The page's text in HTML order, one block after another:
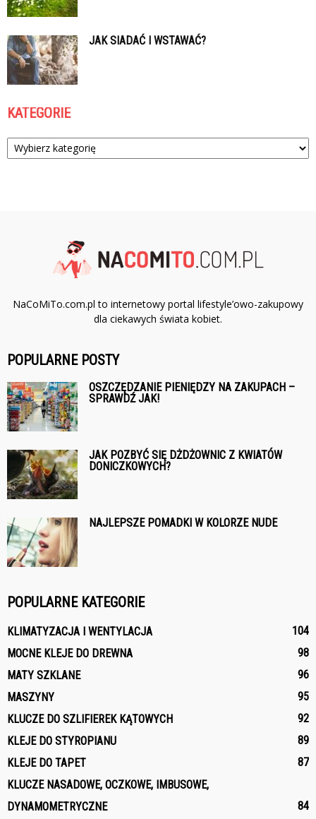
JAK SIADAĆ I WSTAWAĆ?
KATEGORIE
Kategorie
NaCoMiTo.com.pl to internetowy portal lifestyle’owo-zakupowy
dla ciekawych świata kobiet.
POPULARNE POSTY
OSZCZĘDZANIE PIENIĘDZY NA ZAKUPACH –
SPRAWDŹ JAK!
JAK POZBYĆ SIĘ DŻDŻOWNIC Z KWIATÓW
DONICZKOWYCH?
NAJLEPSZE POMADKI W KOLORZE NUDE
POPULARNE KATEGORIE
KLIMATYZACJA I WENTYLACJA
104
MOCNE KLEJE DO DREWNA
98
MATY SZKLANE
96
MASZYNY
95
KLUCZE DO SZLIFIEREK KĄTOWYCH
92
KLEJE DO STYROPIANU
89
KLEJE DO TAPET
87
KLUCZE NASADOWE, OCZKOWE, IMBUSOWE,
DYNAMOMETRYCZNE
84